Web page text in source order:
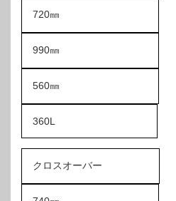
720㎜
990㎜
560㎜
360L
クロスオーバー